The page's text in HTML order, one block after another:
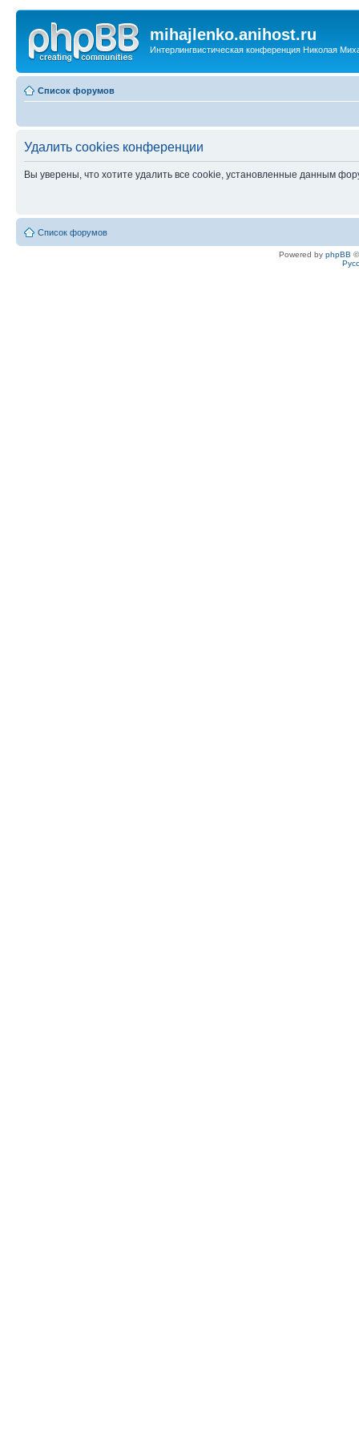
mihajlenko.anihost.ru
Интерлингвистическая конференция Николая
Список форумов
Удалить cookies конференции
Вы уверены, что хотите удалить все cookie, установленные данным
Список форумов
Powered by phpBB